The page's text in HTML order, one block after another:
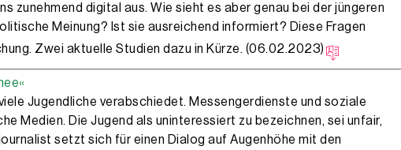
zunehmend digital aus. Wie sieht es aber genau bei der jüngeren
Meinung? Ist sie ausreichend informiert? Diese Fragen
Zwei aktuelle Studien dazu in Kürze. (06.02.2023)
Jugendliche ­verabschiedet. Messengerdienste und soziale
Medien. Die Jugend als uninteressiert zu bezeichnen, sei unfair,
setzt sich für einen Dialog auf Augenhöhe mit den